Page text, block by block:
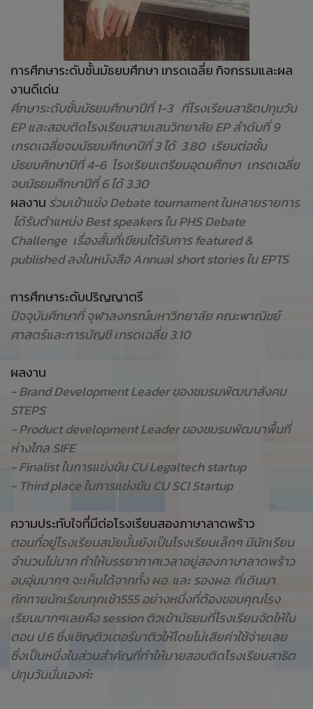
การศึกษาระดับชั้นมัธยมศึกษา เกรดเฉลี่ย กิจกรรมและผล
งานดีเด่น
ศึกษาระดับชั้นมัธยมศึกษาปีที่ 1-3 ที่โรงเรียนสาธิตปทุมวัน
EP และสอบติดโรงเรียนสามเสนวิทยาลัย EP ลำดับที่ 9
เกรดเฉลี่ยจบมัธยมศึกษาปีที่ 3 ได้ 3.80 เรียนต่อชั้น
มัธยมศึกษาปีที่ 4-6 โรงเรียนเตรียมอุดมศึกษา เกรดเฉลี่ย
จบมัธยมศึกษาปีที่ 6 ได้ 3.30
ผลงาน ร่วมเข้าแข่ง Debate tournament ในหลายรายการ
ได้รับตำแหน่ง Best speakers ใน PHS Debate
Challenge เรื่องสั้นที่เขียนได้รับการ featured &
published ลงในหนังสือ Annual short stories ใน EPTS
การศึกษาระดับปริญญาตรี
ปัจจุบันศึกษาที่ จุฬาลงกรณ์มหาวิทยาลัย คณะพาณิชย์
ศาสตร์และการบัญชี เกรดเฉลี่ย 3.10
ผลงาน
- Brand Development Leader ของชมรมพัฒนาสังคม
STEPS
- Product development Leader ของชมรมพัฒนาพื้นที่
ห่างไกล SIFE
- Finalist ในการแข่งขัน CU Legaltech startup
- Third place ในการแข่งขัน CU SCI Startup
ความประทับใจที่มีต่อโรงเรียนสองภาษาลาดพร้าว
ตอนที่อยู่โรงเรียนสมัยนั้นยังเป็นโรงเรียนเล็กๆ มีนักเรียน
จำนวนไม่มาก ทำให้บรรยากาศเวลาอยู่สองภาษาลาดพร้าว
อบอุ่นมากๆ จะเห็นได้จากทั้ง ผอ. และ รองผอ. ที่เดินมา
ทักทายนักเรียนทุกเช้า555 อย่างหนึ่งที่ต้องขอบคุณโรง
เรียนมากๆเลยคือ session ติวเข้ามัธยมที่โรงเรียนจัดให้ใน
ตอน ป.6 ซึ่งเชิญติวเตอร์มาติวให้โดยไม่เสียค่าใช้จ่ายเลย
ซึ่งเป็นหนึ่งในส่วนสำคัญที่ทำให้มายสอบติดโรงเรียนสาธิต
ปทุมวันนั่นเองค่ะ